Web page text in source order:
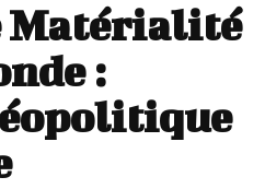
Matérialité
: